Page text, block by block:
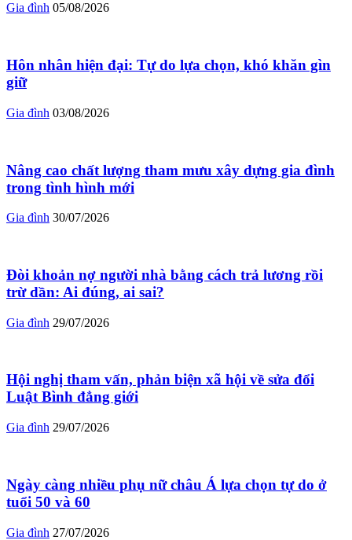
Gia đình 05/08/2026
Hôn nhân hiện đại: Tự do lựa chọn, khó khăn gìn
giữ
Gia đình 03/08/2026
Nâng cao chất lượng tham mưu xây dựng gia đình
trong tình hình mới
Gia đình 30/07/2026
Đòi khoản nợ người nhà bằng cách trả lương rồi
trừ dần: Ai đúng, ai sai?
Gia đình 29/07/2026
Hội nghị tham vấn, phản biện xã hội về sửa đổi
Luật Bình đẳng giới
Gia đình 29/07/2026
Ngày càng nhiều phụ nữ châu Á lựa chọn tự do ở
tuổi 50 và 60
Gia đình 27/07/2026